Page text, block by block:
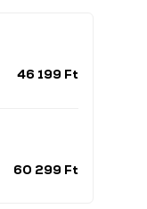
időszak
46 199 Ft
időszak
60 299 Ft